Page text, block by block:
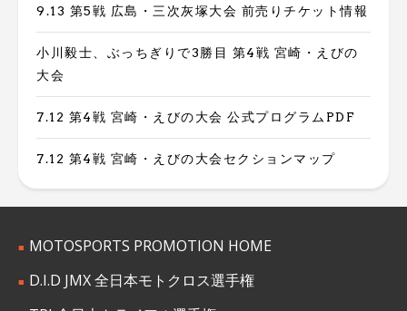
9.13 第5戦 広島・三次灰塚大会 前売りチケット情報
小川毅士、ぶっちぎりで3勝目 第4戦 宮崎・えびの
大会
7.12 第4戦 宮崎・えびの大会 公式プログラムPDF
7.12 第4戦 宮崎・えびの大会セクションマップ
MOTOSPORTS PROMOTION HOME
D.I.D JMX 全日本モトクロス選手権